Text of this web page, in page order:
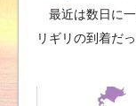
最近は数日に
リギリの到着だ